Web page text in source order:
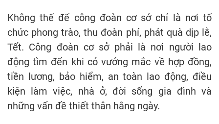
Không thể để công đoàn cơ sở chỉ là nơi tổ
chức phong trào, thu đoàn phí, phát quà dịp lễ,
Tết. Công đoàn cơ sở phải là nơi người lao
động tìm đến khi có vướng mắc về hợp đồng,
tiền lương, bảo hiểm, an toàn lao động, điều
kiện làm việc, nhà ở, đời sống gia đình và
những vấn đề thiết thân hằng ngày.